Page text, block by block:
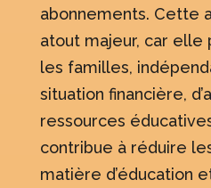
abonnements. Cette
atout majeur, car
les familles,
situation financière,
ressources
contribue à réduire
matière d’éducation